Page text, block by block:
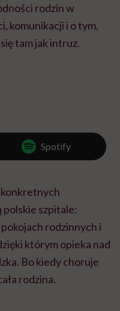
rodzin w
komunikacji i o tym,
tam jak intruz.
Spotify
szpitale:
rodzinnych i
którym opieka nad
Bo kiedy choruje
rodzina.